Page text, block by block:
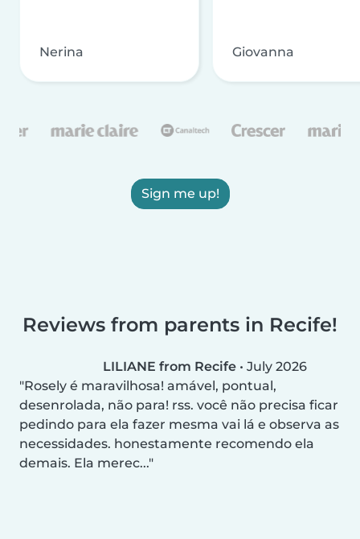
Nerina Giovanna
Sign me up!
Reviews from parents in Recife!
LILIANE from Recife • July 2026
Rosely é maravilhosa! amável, pontual,
desenrolada, não para! rss. você não precisa ficar
pedindo para ela fazer mesma vai lá e observa as
necessidades. honestamente recomendo ela
demais. Ela merec...